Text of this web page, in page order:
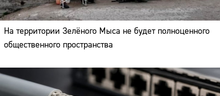
На территории Зелёного Мыса не будет полноценного
общественного пространства